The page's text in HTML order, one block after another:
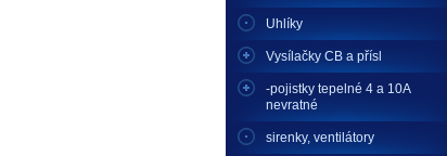
Uhlíky
Vysílačky CB a přísl
-pojistky tepelné 4 a 10A
nevratné
sirenky, ventilátory